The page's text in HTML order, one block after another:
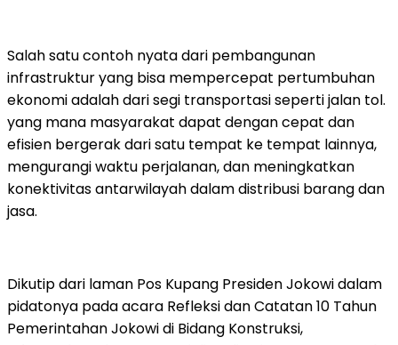
Salah satu contoh nyata dari pembangunan
infrastruktur yang bisa mempercepat pertumbuhan
ekonomi adalah dari segi transportasi seperti jalan tol.
yang mana masyarakat dapat dengan cepat dan
efisien bergerak dari satu tempat ke tempat lainnya,
mengurangi waktu perjalanan, dan meningkatkan
konektivitas antarwilayah dalam distribusi barang dan
jasa.
Dikutip dari laman Pos Kupang Presiden Jokowi dalam
pidatonya pada acara Refleksi dan Catatan 10 Tahun
Pemerintahan Jokowi di Bidang Konstruksi,